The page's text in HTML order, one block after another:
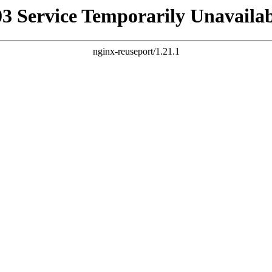
Service Temporarily
nginx-reuseport/1.21.1